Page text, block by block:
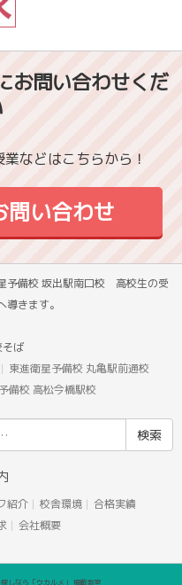
お問い合わせくだ
などはこちらから！
い合わせ
予備校 坂出駅南口校 高校生の受
きます。
ば
東進衛星予備校 丸亀駅前通校
備校 高松今橋駅校
紹介 校舎環境
合格実績
会社概要
しなら「ウカルメ」 掲載教室